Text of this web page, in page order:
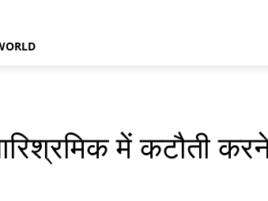
में कटौती